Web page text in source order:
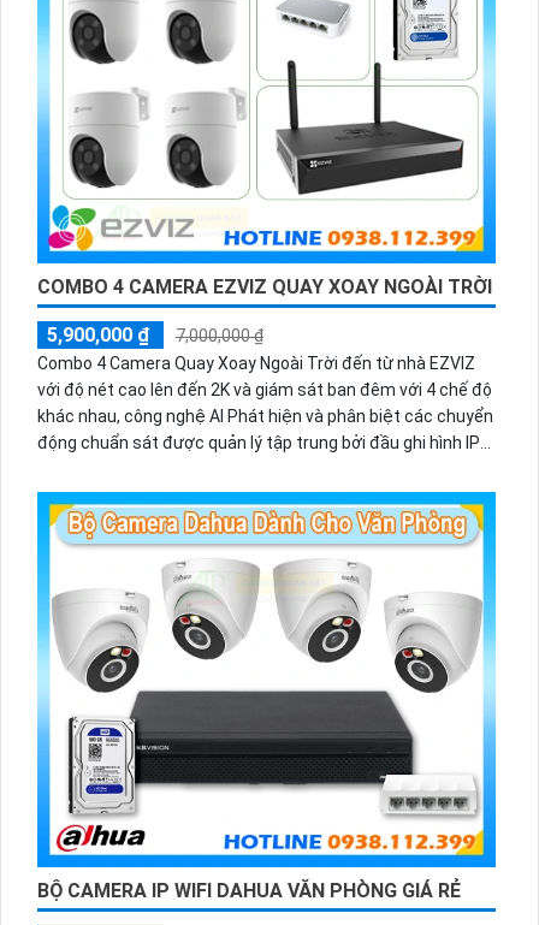
COMBO 4 CAMERA EZVIZ QUAY XOAY NGOÀI TRỜI
5,900,000 ₫
7,000,000 ₫
Combo 4 Camera Quay Xoay Ngoài Trời đến từ nhà EZVIZ
với độ nét cao lên đến 2K và giám sát ban đêm với 4 chế độ
khác nhau, công nghệ AI Phát hiện và phân biệt các chuyển
động chuẩn sát được quản lý tập trung bởi đầu ghi hình IP
BỘ CAMERA IP WIFI DAHUA VĂN PHÒNG GIÁ RẺ